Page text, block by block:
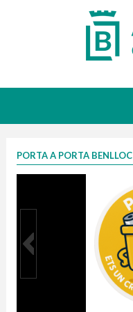
PORTA A PORTA BENLLOC